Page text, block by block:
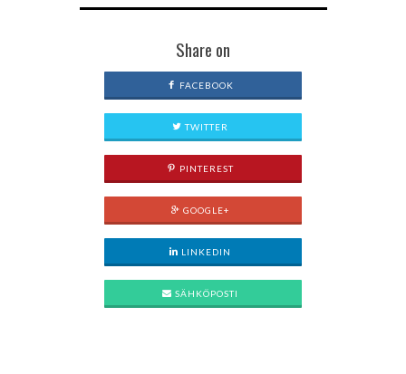
Share on
FACEBOOK
TWITTER
PINTEREST
GOOGLE+
LINKEDIN
SÄHKÖPOSTI